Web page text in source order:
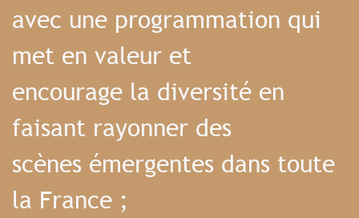
avec une programmation qui
met en valeur et
encourage la diversité en
faisant rayonner des
scènes émergentes dans toute
la France ;